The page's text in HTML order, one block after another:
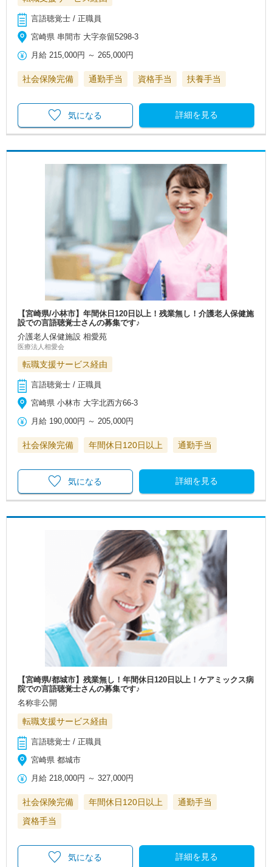
言語聴覚士 / 正職員
宮崎県 串間市 大字奈留5298-3
月給 215,000円 ～ 265,000円
社会保険完備 通勤手当 資格手当 扶養手当
詳細を見る
気になる
【宮崎県/小林市】年間休日120日以上！残業無し！介護老人保健施
設での言語聴覚士さんの募集です♪
介護老人保健施設 相愛苑
医療法人相愛会
転職支援サービス経由
言語聴覚士 / 正職員
宮崎県 小林市 大字北西方66-3
月給 190,000円 ～ 205,000円
社会保険完備 年間休日120日以上 通勤手当
詳細を見る
気になる
【宮崎県/都城市】残業無し！年間休日120日以上！ケアミックス病
院での言語聴覚士さんの募集です♪
名称非公開
転職支援サービス経由
言語聴覚士 / 正職員
宮崎県 都城市
月給 218,000円 ～327,000円
社会保険完備 年間休日120日以上
通勤手当
資格手当
詳細を見る
気になる